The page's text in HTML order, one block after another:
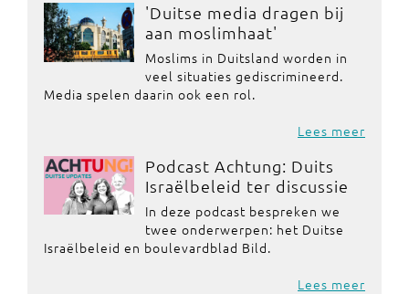
'Duitse media dragen bij
aan moslimhaat'
Moslims in Duitsland worden in
veel situaties gediscrimineerd.
Media spelen daarin ook een rol.
Lees meer
Podcast Achtung: Duits
Israëlbeleid ter discussie
In deze podcast bespreken we
twee onderwerpen: het Duitse
Israëlbeleid en boulevardblad Bild.
Lees meer